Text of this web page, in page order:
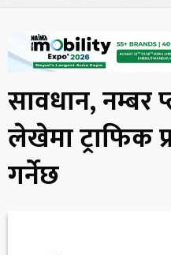
सावधान, नम्बर
लेखेमा ट्राफिक
गर्नेछ